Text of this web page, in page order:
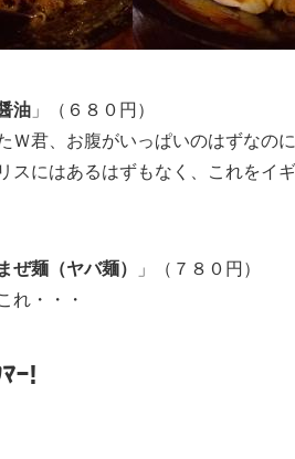
油 」（６８０円）
Ｗ君、お腹がいっぱいのはずなの
スにはあるはずもなく、これをイ
ぜ麺（ヤバ麺）
」（７８０円）
れ・・・
ｰ!